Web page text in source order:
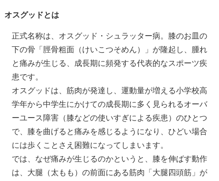
オスグッドとは
正式名称は、オスグッド・シュラッター病。膝のお皿の
下の骨「脛骨粗面（けいこつそめん）」が隆起し、腫れ
と痛みが生じる、成長期に頻発する代表的なスポーツ疾
患です。
オスグッドは、筋肉が発達し、運動量が増える小学校高
学年から中学生にかけての成長期に多く見られるオーバ
ーユース障害（膝などの使いすぎによる疾患）のひとつ
で、膝を曲げると痛みを感じるようになり、ひどい場合
には歩くことさえ困難になってしまいます。
では、なぜ痛みが生じるのかというと、膝を伸ばす動作
は、大腿（太もも）の前面にある筋肉「大腿四頭筋」が